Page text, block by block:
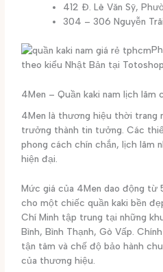
412 Đ. Lê Văn Sỹ,
304 – 306 Nguyễn
theo kiểu Nhật Bản tại Totoshop
4Men – Quần kaki nam lịch lãm
4Men là thương hiệu thời trang
trưởng thành tin tưởng. Các
phong cách chín chắn, lịch lãm
hiện đại.
Mức giá của 4Men dao động
cho một chiếc quần kaki bền
Chí Minh tập trung tại những
Bình, Bình Thạnh, Gò Vấp.
tận tâm và chế độ bảo hành
của thương hiệu.